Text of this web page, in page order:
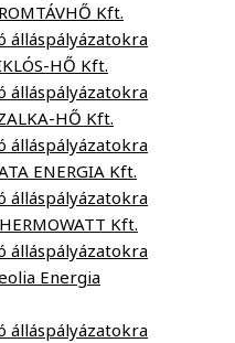
Kft.
álláspályázatokra
HŐ Kft.
álláspályázatokra
HŐ Kft.
álláspályázatokra
ENERGIA Kft.
álláspályázatokra
Kft.
álláspályázatokra
Energia
álláspályázatokra